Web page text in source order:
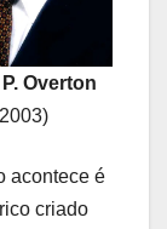
Overton
acontece é
criado